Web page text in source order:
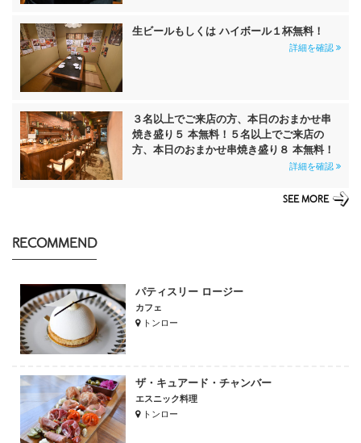
生ビールもしくは ハイボール１杯無料！
詳細を確認
３名以上でご来店の方、本日のおまかせ串
焼き盛り５ 本無料！５名以上でご来店の
方、本日のおまかせ串焼き盛り８ 本無料！
詳細を確認
SEE MORE
RECOMMEND
パティスリー ロージー
カフェ
トンロー
ザ・キュアード・チャンバー
エスニック料理
トンロー